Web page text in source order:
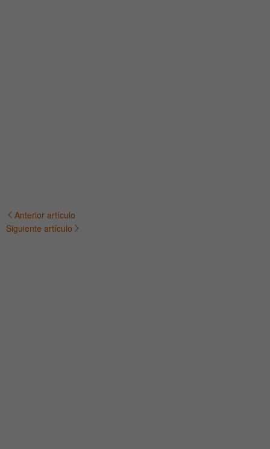
Navegación
Anterior artículo
Siguiente artículo